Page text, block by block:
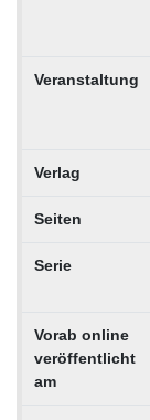
Veranstaltung
Verlag
Seiten
Serie
Vorab online
veröffentlicht
am